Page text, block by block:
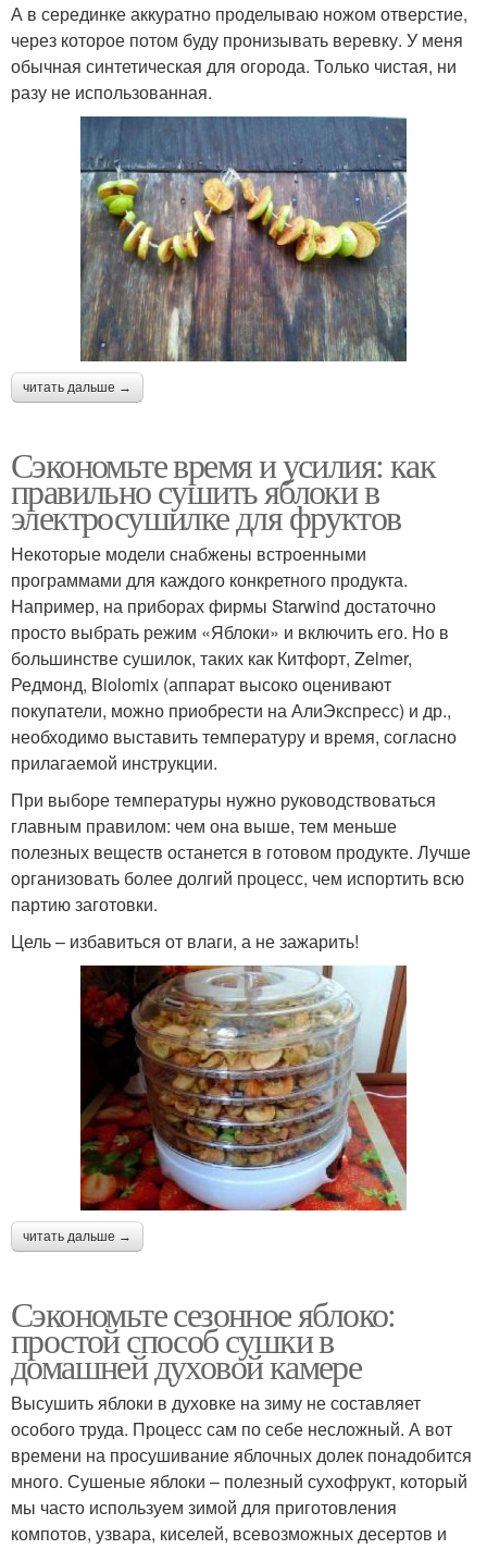
А в серединке аккуратно проделываю ножом отверстие,
через которое потом буду пронизывать веревку. У меня
обычная синтетическая для огорода. Только чистая, ни
разу не использованная.
читать дальше →
Сэкономьте время и усилия: как
правильно сушить яблоки в
электросушилке для фруктов
Некоторые модели снабжены встроенными
программами для каждого конкретного продукта.
Например, на приборах фирмы Starwind достаточно
просто выбрать режим «Яблоки» и включить его. Но в
большинстве сушилок, таких как Китфорт, Zelmer,
Редмонд, Biolomix (аппарат высоко оценивают
покупатели, можно приобрести на АлиЭкспресс) и др.,
необходимо выставить температуру и время, согласно
прилагаемой инструкции.
При выборе температуры нужно руководствоваться
главным правилом: чем она выше, тем меньше
полезных веществ останется в готовом продукте. Лучше
организовать более долгий процесс, чем испортить всю
партию заготовки.
Цель – избавиться от влаги, а не зажарить!
читать дальше →
Сэкономьте сезонное яблоко:
простой способ сушки в
домашней духовой камере
Высушить яблоки в духовке на зиму не составляет
особого труда. Процесс сам по себе несложный. А вот
времени на просушивание яблочных долек понадобится
много. Сушеные яблоки – полезный сухофрукт, который
мы часто используем зимой для приготовления
компотов, узвара, киселей, всевозможных десертов и